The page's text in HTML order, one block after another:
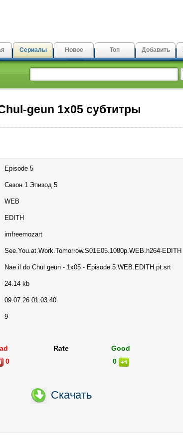
Сериалы Новое Топ Добавить
geun 1x05 субтитры
Episode 5
Сезон 1 Эпизод 5
WEB
EDITH
imfreemozart
See.You.at.Work.Tomorrow.S01E05.1080p.WEB.h264-EDITH
Nae il do Chul geun - 1x05 - Episode 5.WEB.EDITH.pt.srt
24.14 kb
09.07.26 01:03:40
9
Rate
Good
0
0
Скачать